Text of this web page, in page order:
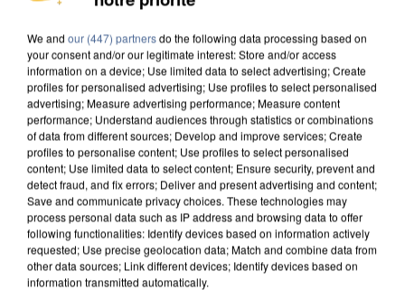
MAFIA INTERPELLÉ EN ALGÉRIE
We and our (447) partnersdo the following data processing based on
your consent and/or our legitimate interest: Store and/or access
information on a device; Use limited data to select advertising; Create
profiles for personalised advertising; Use profiles to select personalised
advertising; Measure advertising performance; Measure content
performance; Understand audiences through statistics or combinations
of data from different sources; Develop and improve services; Create
profiles to personalise content; Use profiles to select personalised
content; Use limited data to select content; Ensure security, prevent and
detect fraud, and fix errors; Deliver and present advertising and content;
Save and communicate privacy choices. These technologies may
process personal data such as IP address and browsing data to offer
following functionalities: Identify devices based on information actively
requested; Use precise geolocation data; Match and combine data from
other data sources; Link different devices; Identify devices based on
information transmitted automatically.